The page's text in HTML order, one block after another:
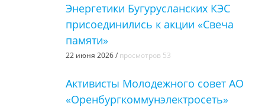
Энергетики Бугурусланских КЭС
присоединились к акции «Свеча
памяти»
22 июня 2026 / просмотров 53
Активисты Молодежного совет АО
«Оренбургкоммунэлектросеть»